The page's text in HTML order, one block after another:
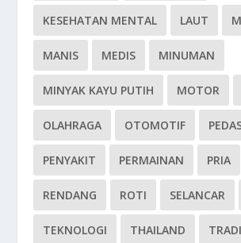
KESEHATAN MENTAL LAUT
MANIS MEDIS MINUMAN
MINYAK KAYU PUTIH MOTOR
OLAHRAGA OTOMOTIF
PENYAKIT PERMAINAN PRIA
RENDANG ROTI SELANCAR
TEKNOLOGI THAILAND